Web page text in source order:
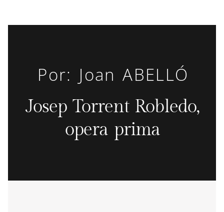
Por: Joan ABELLÓ
Josep Torrent Robledo,
opera prima